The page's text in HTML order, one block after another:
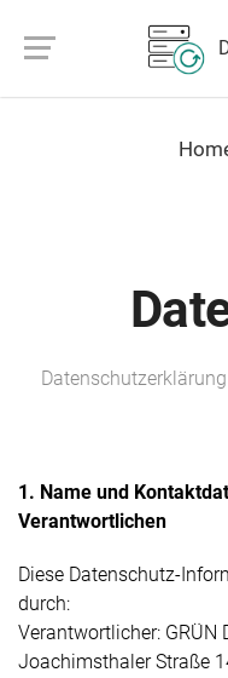
1. Name und
Verantwortlichen
Diese Datenschutz-
durch:
Verantwortlicher: GRÜN
Joachimsthaler Straße